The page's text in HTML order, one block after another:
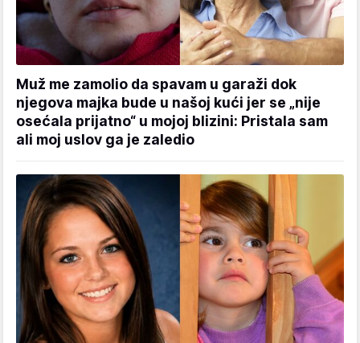
Muž me zamolio da spavam u garaži dok
njegova majka bude u našoj kući jer se „nije
osećala prijatno“ u mojoj blizini: Pristala sam
ali moj uslov ga je zaledio